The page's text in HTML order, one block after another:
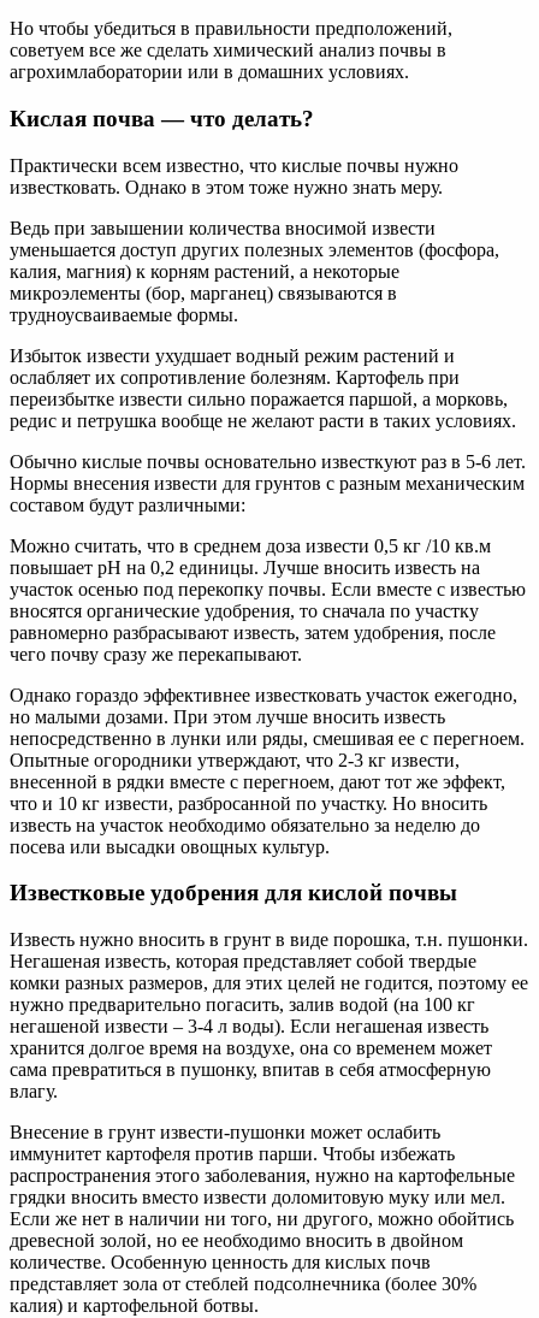
Но чтобы убедиться в правильности предположений,
советуем все же сделать химический анализ почвы в
агрохимлаборатории или в домашних условиях.
Кислая почва — что делать?
Практически всем известно, что кислые почвы нужно
известковать. Однако в этом тоже нужно знать меру.
Ведь при завышении количества вносимой извести
уменьшается доступ других полезных элементов (фосфора,
калия, магния) к корням растений, а некоторые
микроэлементы (бор, марганец) связываются в
трудноусваиваемые формы.
Избыток извести ухудшает водный режим растений и
ослабляет их сопротивление болезням. Картофель при
переизбытке извести сильно поражается паршой, а морковь,
редис и петрушка вообще не желают расти в таких условиях.
Обычно кислые почвы основательно известкуют раз в 5-6 лет.
Нормы внесения извести для грунтов с разным механическим
составом будут различными:
Можно считать, что в среднем доза извести 0,5 кг /10 кв.м
повышает pH на 0,2 единицы. Лучше вносить известь на
участок осенью под перекопку почвы. Если вместе с известью
вносятся органические удобрения, то сначала по участку
равномерно разбрасывают известь, затем удобрения, после
чего почву сразу же перекапывают.
Однако гораздо эффективнее известковать участок ежегодно,
но малыми дозами. При этом лучше вносить известь
непосредственно в лунки или ряды, смешивая ее с перегноем.
Опытные огородники утверждают, что 2-3 кг извести,
внесенной в рядки вместе с перегноем, дают тот же эффект,
что и 10 кг извести, разбросанной по участку. Но вносить
известь на участок необходимо обязательно за неделю до
посева или высадки овощных культур.
Известковые удобрения для кислой почвы
Известь нужно вносить в грунт в виде порошка, т.н. пушонки.
Негашеная известь, которая представляет собой твердые
комки разных размеров, для этих целей не годится, поэтому ее
нужно предварительно погасить, залив водой (на 100 кг
негашеной извести – 3-4 л воды). Если негашеная известь
хранится долгое время на воздухе, она со временем может
сама превратиться в пушонку, впитав в себя атмосферную
влагу.
Внесение в грунт извести-пушонки может ослабить
иммунитет картофеля против парши. Чтобы избежать
распространения этого заболевания, нужно на картофельные
грядки вносить вместо извести доломитовую муку или мел.
Если же нет в наличии ни того, ни другого, можно обойтись
древесной золой, но ее необходимо вносить в двойном
количестве. Особенную ценность для кислых почв
представляет зола от стеблей подсолнечника (более 30%
калия) и картофельной ботвы.